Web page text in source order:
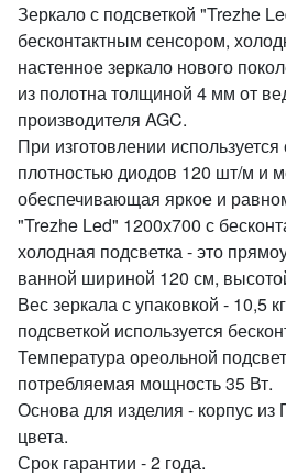
Зеркало с подсветкой "Trezhe
бесконтактным сенсором,
настенное зеркало нового
из полотна толщиной 4 мм от
производителя AGC.
При изготовлении
плотностью диодов 120 шт/м и
обеспечивающая яркое и
"Trezhe Led" 1200х700 с
холодная подсветка - это
ванной шириной 120 см,
Вес зеркала с упаковкой - 10,5
подсветкой используется
Температура ореольной
потребляемая мощность 35 Вт.
Основа для изделия - корпус
цвета.
Срок гарантии - 2 года.